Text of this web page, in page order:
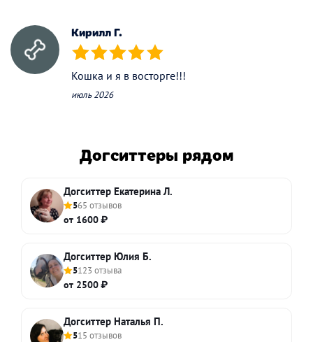
Кирилл Г.
(*) (*) (*) (*) (*)
Кошка и я в восторге!!!
июль 2026
Догситтеры рядом
Догситтер Екатерина Л.
565 отзывов
от 1600 ₽
Догситтер Юлия Б.
5123 отзыва
от 2500 ₽
Догситтер Наталья П.
515 отзывов